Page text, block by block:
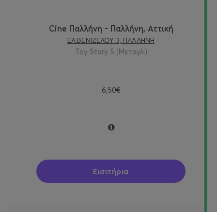
Cine Παλλήνη - Παλλήνη, Αττική
ΕΛ.ΒΕΝΙΖΕΛΟΥ 3, ΠΑΛΛΗΝΗ
Toy Story 5 (Μεταγλ.)
6,50€
Εισιτήρια